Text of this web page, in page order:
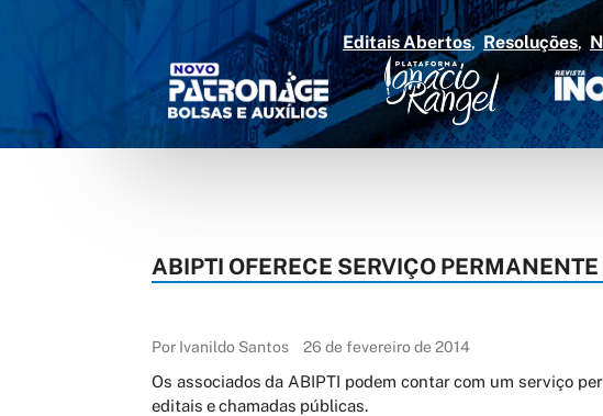
Editais Abertos Resoluções
ABIPTI OFERECE SERVIÇO
Por Ivanildo Santos 26 de fevereiro de 2014
Os associados da ABIPTI podem contar com um serviço
editais e chamadas públicas.